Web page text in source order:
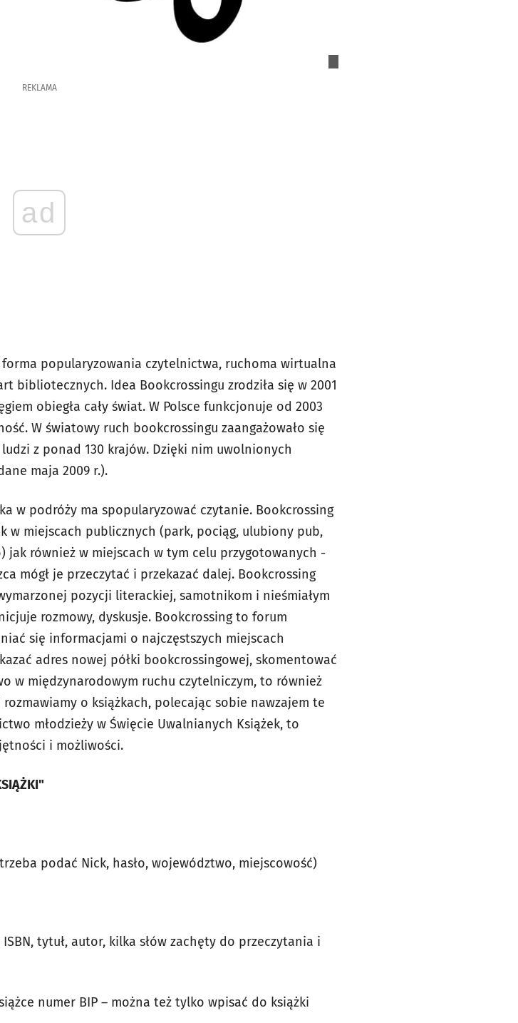
REKLAMA
ad
popularyzowania czytelnictwa, ruchoma wirtualna
bibliotecznych. Idea Bookcrossingu zrodziła się w 2001
obiegła cały świat. W Polsce funkcjonuje od 2003
W światowy ruch bookcrossingu zaangażowało się
z ponad 130 krajów. Dzięki nim uwolnionych
maja 2009 r.).
w podróży ma spopularyzować czytanie. Bookcrossing
w miejscach publicznych (park, pociąg, ulubiony pub,
jak również w miejscach w tym celu przygotowanych -
mógł je przeczytać i przekazać dalej. Bookcrossing
pozycji literackiej, samotnikom i nieśmiałym
rozmowy, dyskusje. Bookcrossing to forum
się informacjami o najczęstszych miejscach
adres nowej półki bookcrossingowej, skomentować
w międzynarodowym ruchu czytelniczym, to również
o książkach, polecając sobie nawzajem te
młodzieży w Święcie Uwalnianych Książek, to
i możliwości.
trzeba podać Nick, hasło, województwo, miejscowość)
tytuł, autor, kilka słów zachęty do przeczytania i
numer BIP – można też tylko wpisać do książki